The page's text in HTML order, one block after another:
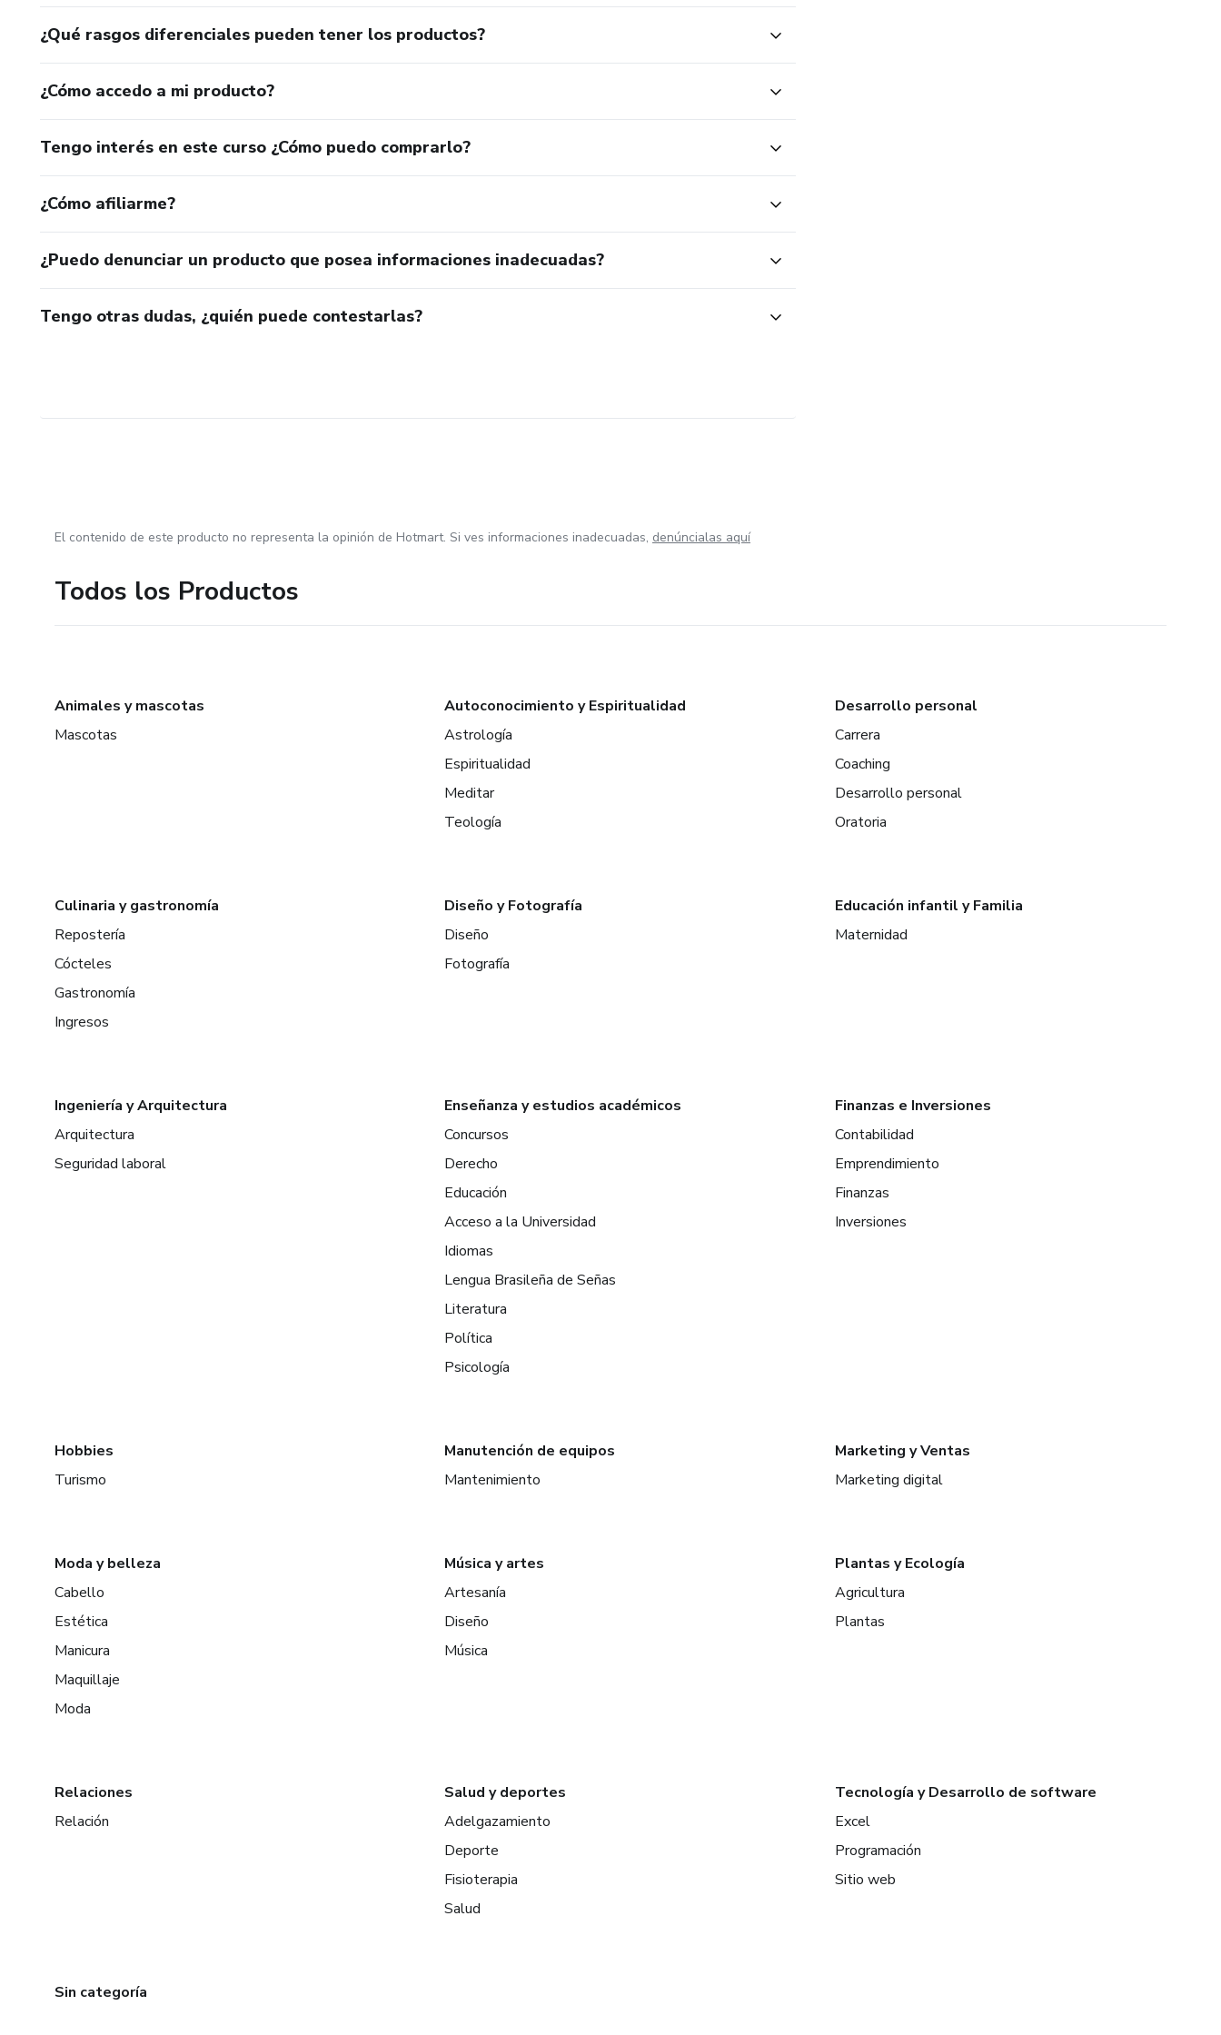
¿Qué rasgos diferenciales pueden tener los productos?
¿Cómo accedo a mi producto?
Tengo interés en este curso ¿Cómo puedo comprarlo?
¿Cómo afiliarme?
¿Puedo denunciar un producto que posea informaciones inadecuadas?
Tengo otras dudas, ¿quién puede contestarlas?
El contenido de este producto no representa la opinión de Hotmart. Si ves informaciones inadecuadas, denúncialas aquí
Todos los Productos
Animales y mascotas
Mascotas
Autoconocimiento y Espiritualidad
Astrología
Espiritualidad
Meditar
Teología
Desarrollo personal
Carrera
Coaching
Desarrollo personal
Oratoria
Culinaria y gastronomía
Repostería
Cócteles
Gastronomía
Ingresos
Diseño y Fotografía
Diseño
Fotografía
Educación infantil y Familia
Maternidad
Ingeniería y Arquitectura
Arquitectura
Seguridad laboral
Enseñanza y estudios académicos
Concursos
Derecho
Educación
Acceso a la Universidad
Idiomas
Lengua Brasileña de Señas
Literatura
Política
Psicología
Finanzas e Inversiones
Contabilidad
Emprendimiento
Finanzas
Inversiones
Hobbies
Turismo
Manutención de equipos
Mantenimiento
Marketing y Ventas
Marketing digital
Moda y belleza
Cabello
Estética
Manicura
Maquillaje
Moda
Música y artes
Artesanía
Diseño
Música
Plantas y Ecología
Agricultura
Plantas
Relaciones
Relación
Salud y deportes
Adelgazamiento
Deporte
Fisioterapia
Salud
Tecnología y Desarrollo de software
Excel
Programación
Sitio web
Sin categoría